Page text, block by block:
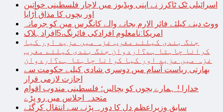
اسرائیلی ٹک ٹاکرز نے اپنی ویڈیوز میں لاچار فلسطینی خواتین
اور بچوں کا مذاق اُڑایا
ووٹ دینے کیلئے فائر الارم بجانے والے کانگرس مین کو جرمانہ
امریکا:نامعلوم افرادکی فائرنگ،5افرادہلاک
جنگ بندی کیلئے مغرب غزہ میں مزید اور کیا
کرانا چاہتا ہے؟اردوان جنگ بندی کیلئے مغرب
غزہ میں مزید اور کیا کرانا چاہتا ہے؟اردوان
بھارتی ریاست آسام میں دوسری شادی کیلیے حکومت سے
اجازت لازمی قرار
خدارا ! ہمارے بچوں کو بچالیں؛ فلسطینی مندوب اقوام
متحدہ اجلاس میں رو پڑے
سابق وزیراعظم دل کا دورہ پڑنے سے انتقال کرگئے